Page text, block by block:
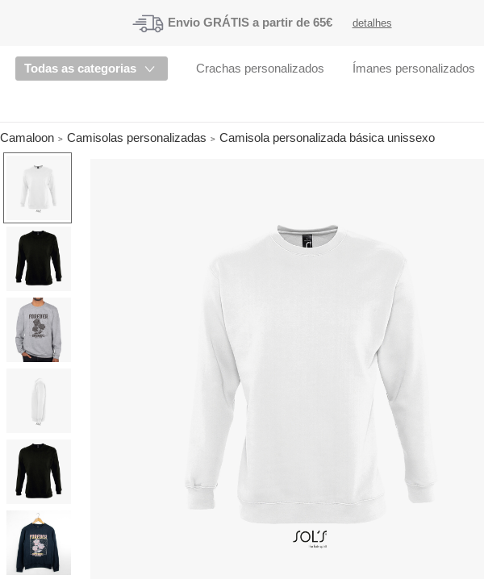
Envio GRÁTIS a partir de 65€ detalhes
Todas as categorias Crachas personalizados Ímanes personalizados
Camaloon Camisolas personalizadas Camisola personalizada básica unissexo